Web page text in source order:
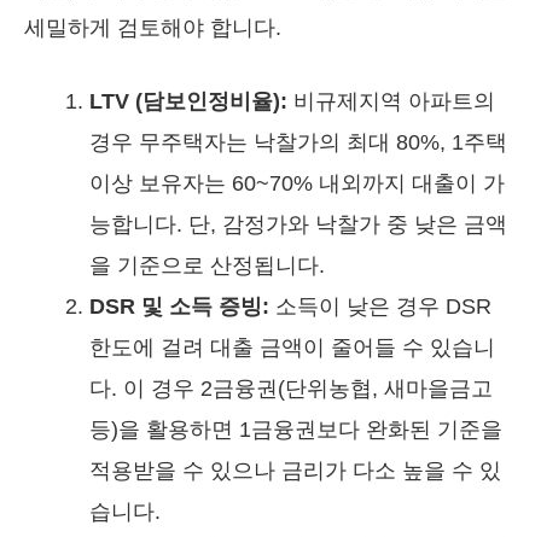
세밀하게 검토해야 합니다.
LTV (담보인정비율): 비규제지역 아파트의
경우 무주택자는 낙찰가의 최대 80%, 1주택
이상 보유자는 60~70% 내외까지 대출이 가
능합니다. 단, 감정가와 낙찰가 중 낮은 금액
을 기준으로 산정됩니다.
DSR 및 소득 증빙: 소득이 낮은 경우 DSR
한도에 걸려 대출 금액이 줄어들 수 있습니
다. 이 경우 2금융권(단위농협, 새마을금고
등)을 활용하면 1금융권보다 완화된 기준을
적용받을 수 있으나 금리가 다소 높을 수 있
습니다.